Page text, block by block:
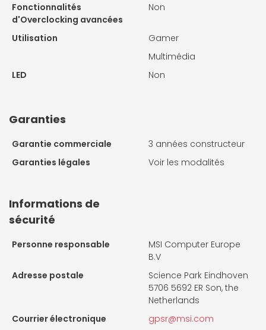
Fonctionnalités
d'Overclocking avancées
Non
Utilisation
Gamer
Multimédia
LED
Non
Garanties
Garantie commerciale
3 années constructeur
Garanties légales
Voir les modalités
Informations de
sécurité
Personne responsable
MSI Computer Europe
B.V
Adresse postale
Science Park Eindhoven
5706 5692 ER Son, the
Netherlands
Courrier électronique
gpsr@msi.com